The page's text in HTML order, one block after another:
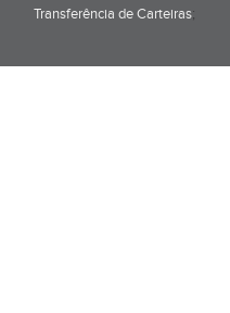
Transferência de Carteiras;